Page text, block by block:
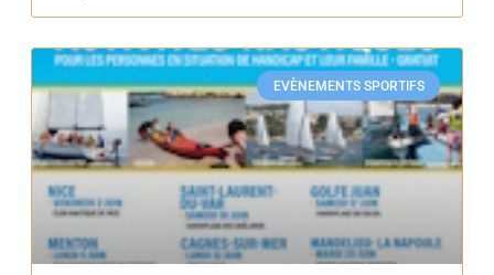
EVÈNEMENTS SPORTIFS